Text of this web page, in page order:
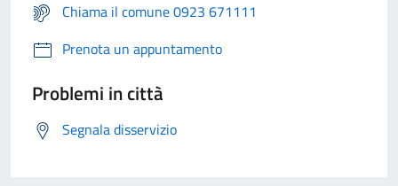
Chiama il comune 0923 671111
Prenota un appuntamento
Problemi in città
Segnala disservizio